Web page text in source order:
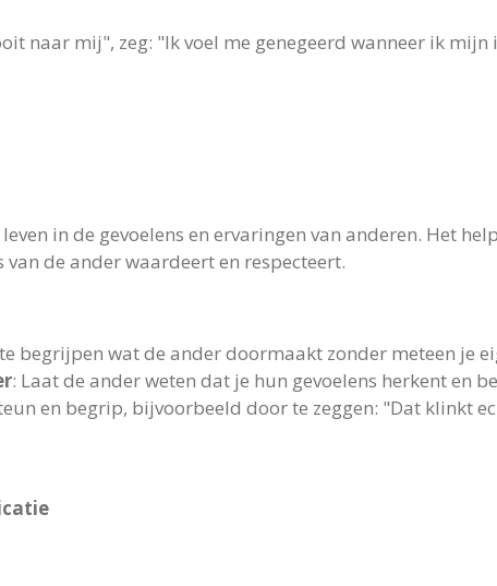
naar mij", zeg: "Ik voel me genegeerd wanneer ik mijn
in de gevoelens en ervaringen van anderen. Het
de ander waardeert en respecteert.
begrijpen wat de ander doormaakt zonder meteen je
: Laat de ander weten dat je hun gevoelens herkent en
en begrip, bijvoorbeeld door te zeggen: "Dat klinkt